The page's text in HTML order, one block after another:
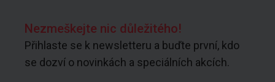
Nezmeškejte nic důležitého!
Přihlaste se k newsletteru a buďte první, kdo
se dozví o novinkách a speciálních akcích.